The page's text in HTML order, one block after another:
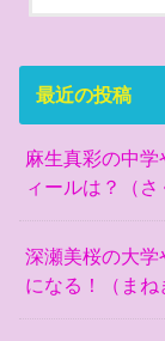
最近の投稿
麻生真彩の中
ィールは？（さ
深瀬美桜の大
になる！（まね